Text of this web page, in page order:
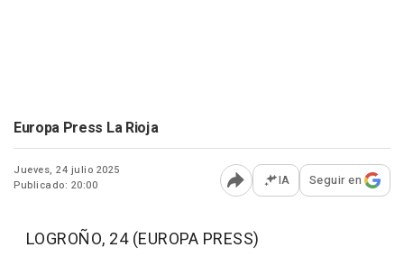
Europa Press La Rioja
Jueves, 24 julio 2025
Publicado: 20:00
Abrir opciones para
IA Seguir en
LOGROÑO, 24 (EUROPA PRESS)